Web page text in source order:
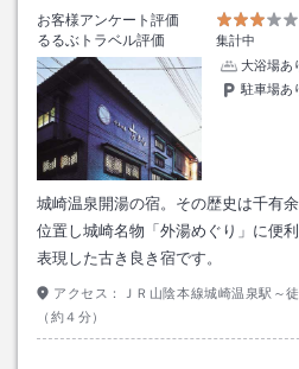
お客様アンケート評価
るるぶトラベル評価
集計中
大浴場あ
駐車場あ
城崎温泉開湯の宿。その歴史は千有
位置し城崎名物「外湯めぐり」に便
表現した古き良き宿です。
アクセス：
ＪＲ山陰本線城崎温泉駅～
（約４分）